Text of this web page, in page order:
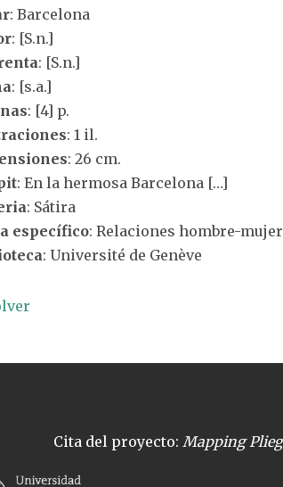
: Barcelona
: [S.n.]
: [S.n.]
: [s.a.]
: [4] p.
: 1 il.
: 26 cm.
: En la hermosa Barcelona […]
: Sátira
específico: Relaciones hombre-mujer
: Université de Genève
Cita del proyecto: Mapping